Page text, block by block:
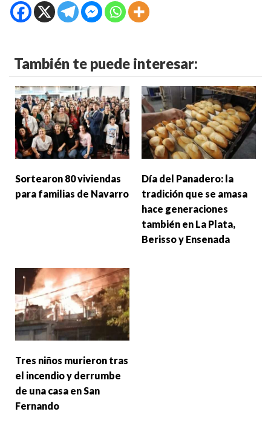
También te puede interesar:
Sortearon 80 viviendas
para familias de Navarro
Día del Panadero: la
tradición que se amasa
hace generaciones
también en La Plata,
Berisso y Ensenada
Tres niños murieron tras
el incendio y derrumbe
de una casa en San
Fernando